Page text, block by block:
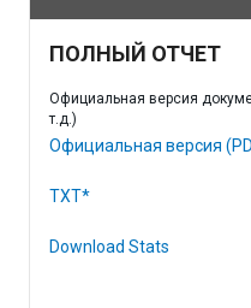
ПОЛНЫЙ ОТЧЕТ
Официальная версия
т.д.)
Официальная версия
TXT*
Download Stats